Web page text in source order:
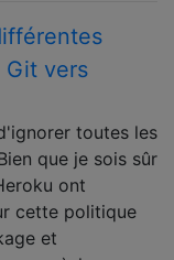
Git vers
toutes les
que je sois sûr
ont
cette politique
et